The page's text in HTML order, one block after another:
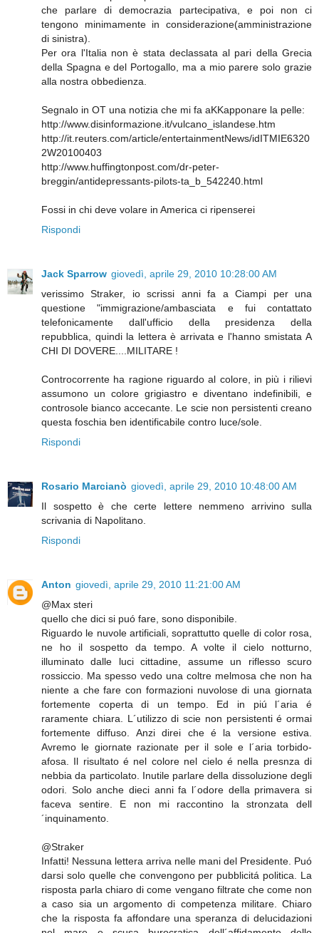
che parlare di democrazia partecipativa, e poi non ci
tengono minimamente in considerazione(amministrazione
di sinistra).
Per ora l'Italia non è stata declassata al pari della Grecia
della Spagna e del Portogallo, ma a mio parere solo grazie
alla nostra obbedienza.
Segnalo in OT una notizia che mi fa aKKapponare la pelle:
http://www.disinformazione.it/vulcano_islandese.htm
http://it.reuters.com/article/entertainmentNews/idITMIE6320
2W20100403
http://www.huffingtonpost.com/dr-peter-
breggin/antidepressants-pilots-ta_b_542240.html
Fossi in chi deve volare in America ci ripenserei
Rispondi
Jack Sparrow giovedì, aprile 29, 2010 10:28:00 AM
verissimo Straker, io scrissi anni fa a Ciampi per una
questione "immigrazione/ambasciata e fui contattato
telefonicamente dall'ufficio della presidenza della
repubblica, quindi la lettera è arrivata e l'hanno smistata A
CHI DI DOVERE....MILITARE !
Controcorrente ha ragione riguardo al colore, in più i rilievi
assumono un colore grigiastro e diventano indefinibili, e
controsole bianco accecante. Le scie non persistenti creano
questa foschia ben identificabile contro luce/sole.
Rispondi
Rosario Marcianò giovedì, aprile 29, 2010 10:48:00 AM
Il sospetto è che certe lettere nemmeno arrivino sulla
scrivania di Napolitano.
Rispondi
Anton giovedì, aprile 29, 2010 11:21:00 AM
@Max steri
quello che dici si puó fare, sono disponibile.
Riguardo le nuvole artificiali, soprattutto quelle di color rosa,
ne ho il sospetto da tempo. A volte il cielo notturno,
illuminato dalle luci cittadine, assume un riflesso scuro
rossiccio. Ma spesso vedo una coltre melmosa che non ha
niente a che fare con formazioni nuvolose di una giornata
fortemente coperta di un tempo. Ed in piú l´aria é
raramente chiara. L´utilizzo di scie non persistenti é ormai
fortemente diffuso. Anzi direi che é la versione estiva.
Avremo le giornate razionate per il sole e l´aria torbido-
afosa. Il risultato é nel colore nel cielo é nella presnza di
nebbia da particolato. Inutile parlare della dissoluzione degli
odori. Solo anche dieci anni fa l´odore della primavera si
faceva sentire. E non mi raccontino la stronzata dell
´inquinamento.
@Straker
Infatti! Nessuna lettera arriva nelle mani del Presidente. Puó
darsi solo quelle che convengono per pubblicitá politica. La
risposta parla chiaro di come vengano filtrate che come non
a caso sia un argomento di competenza militare. Chiaro
che la risposta fa affondare una speranza di delucidazioni